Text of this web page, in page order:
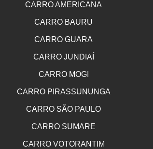
CARRO AMERICANA
CARRO BAURU
CARRO GUARA
CARRO JUNDIAÍ
CARRO MOGI
CARRO PIRASSUNUNGA
CARRO SÃO PAULO
CARRO SUMARE
CARRO VOTORANTIM